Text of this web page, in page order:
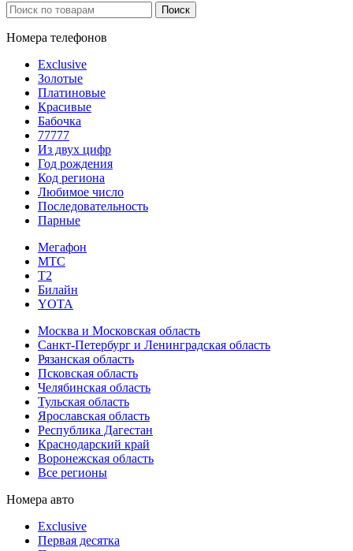
Поиск
Номера телефонов
Exclusive
Золотые
Платиновые
Красивые
Бабочка
77777
Из двух цифр
Год рождения
Код региона
Любимое число
Последовательность
Парные
Мегафон
МТС
Т2
Билайн
YOTA
Москва и Московская область
Санкт-Петербург и Ленинградская область
Рязанская область
Псковская область
Челябинская область
Тульская область
Ярославская область
Республика Дагестан
Краснодарский край
Воронежская область
Все регионы
Номера авто
Exclusive
Первая десятка